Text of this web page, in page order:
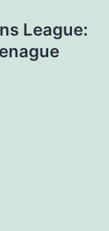
League: